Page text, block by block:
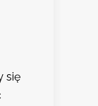
się